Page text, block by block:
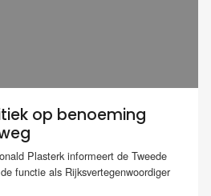
op benoeming
Plasterk informeert de Tweede
functie als Rijksvertegenwoordiger